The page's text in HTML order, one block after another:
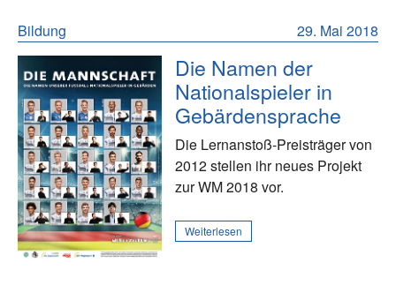
29. Mai 2018
Bildung
Die Namen der
Nationalspieler in
Gebärdensprache
Die Lernanstoß-Preisträger von
2012 stellen ihr neues Projekt
zur WM 2018 vor.
Weiterlesen